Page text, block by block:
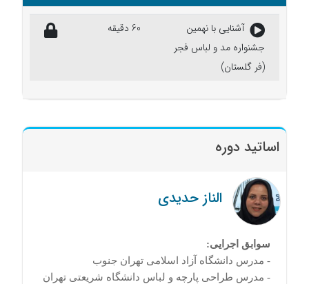
آشنایی با نهمین
جشنواره مد و لباس فجر
(فر گلستان)
60 دقیقه
اساتید دوره
الناز حدیدی
سوابق اجرایی:
- مدرس دانشگاه آزاد اسلامی تهران جنوب
- مدرس طراحی پارچه و لباس دانشگاه شریعتی تهران